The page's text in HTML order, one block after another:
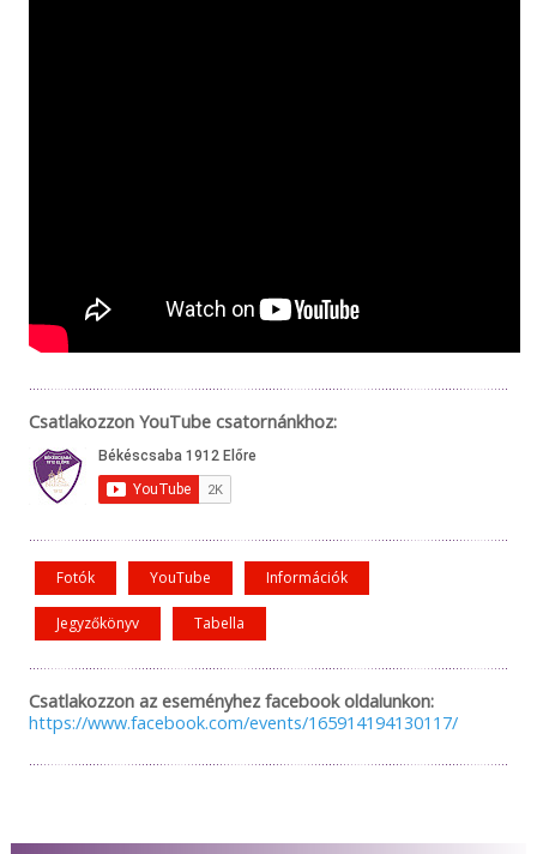
Csatlakozzon YouTube csatornánkhoz:
Fotók YouTube Információk
Jegyzőkönyv Tabella
Csatlakozzon az eseményhez facebook oldalunkon:
https://www.facebook.com/events/165914194130117/